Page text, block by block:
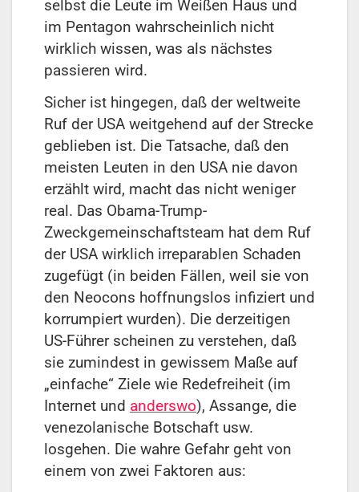
selbst die Leute im Weißen Haus und
im Pentagon wahrscheinlich nicht
wirklich wissen, was als nächstes
passieren wird.
Sicher ist hingegen, daß der weltweite
Ruf der USA weitgehend auf der Strecke
geblieben ist. Die Tatsache, daß den
meisten Leuten in den USA nie davon
erzählt wird, macht das nicht weniger
real. Das Obama-Trump-
Zweckgemeinschaftsteam hat dem Ruf
der USA wirklich irreparablen Schaden
zugefügt (in beiden Fällen, weil sie von
den Neocons hoffnungslos infiziert und
korrumpiert wurden). Die derzeitigen
US-Führer scheinen zu verstehen, daß
sie zumindest in gewissem Maße auf
„einfache“ Ziele wie Redefreiheit (im
Internet und anderswo), Assange, die
venezolanische Botschaft usw.
losgehen. Die wahre Gefahr geht von
einem von zwei Faktoren aus: